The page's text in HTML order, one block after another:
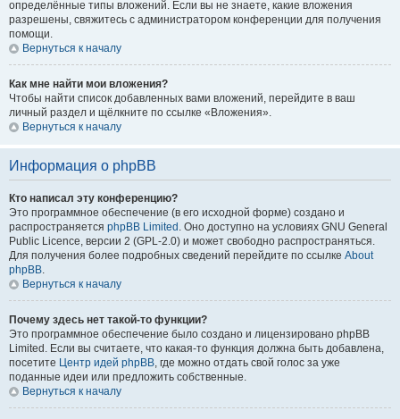
определённые типы вложений. Если вы не знаете, какие вложения
разрешены, свяжитесь с администратором конференции для получения
помощи.
Вернуться к началу
Как мне найти мои вложения?
Чтобы найти список добавленных вами вложений, перейдите в ваш
личный раздел и щёлкните по ссылке «Вложения».
Вернуться к началу
Информация о phpBB
Кто написал эту конференцию?
Это программное обеспечение (в его исходной форме) создано и
распространяется phpBB Limited . Оно доступно на условиях GNU General
Public Licence, версии 2 (GPL-2.0) и может свободно распространяться.
Для получения более подробных сведений перейдите по ссылке About
phpBB.
Вернуться к началу
Почему здесь нет такой-то функции?
Это программное обеспечение было создано и лицензировано phpBB
Limited. Если вы считаете, что какая-то функция должна быть добавлена,
посетите Центр идей phpBB, где можно отдать свой голос за уже
поданные идеи или предложить собственные.
Вернуться к началу